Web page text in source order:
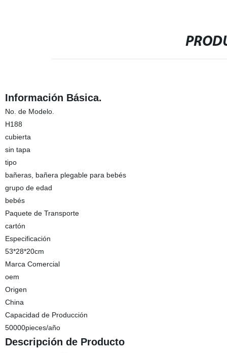
Información Básica.
No. de Modelo.
H188
cubierta
sin tapa
tipo
bañeras, bañera plegable para bebés
grupo de edad
bebés
Paquete de Transporte
cartón
Especificación
53*28*20cm
Marca Comercial
oem
Origen
China
Capacidad de Producción
50000pieces/año
Descripción de Producto